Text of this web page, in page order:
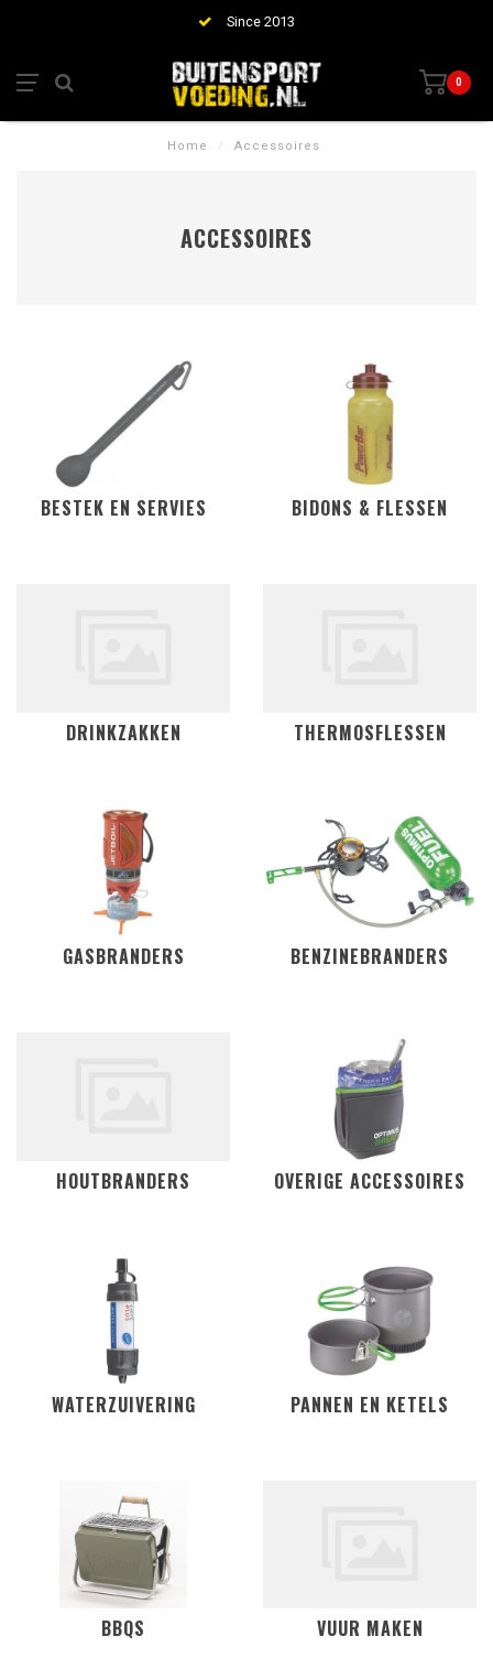
Since 2013
0
Home / Accessoires
ACCESSOIRES
BESTEK EN SERVIES BIDONS & FLESSEN
DRINKZAKKEN THERMOSFLESSEN
GASBRANDERS BENZINEBRANDERS
HOUTBRANDERS OVERIGE ACCESSOIRES
WATERZUIVERING PANNEN EN KETELS
BBQS VUUR MAKEN